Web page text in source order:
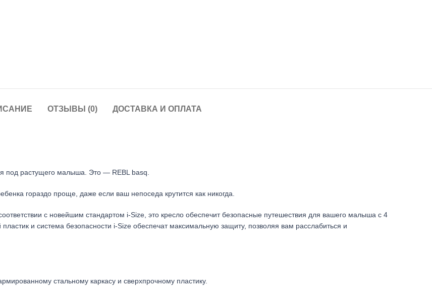
ОТЗЫВЫ (0) ДОСТАВКА И ОПЛАТА
под растущего малыша. Это — REBL basq.
гораздо проще, даже если ваш непоседа крутится как никогда.
с новейшим стандартом i-Size, это кресло обеспечит безопасные путешествия для вашего малыша с 4
и система безопасности i-Size обеспечат максимальную защиту, позволяя вам расслабиться и
стальному каркасу и сверхпрочному пластику.